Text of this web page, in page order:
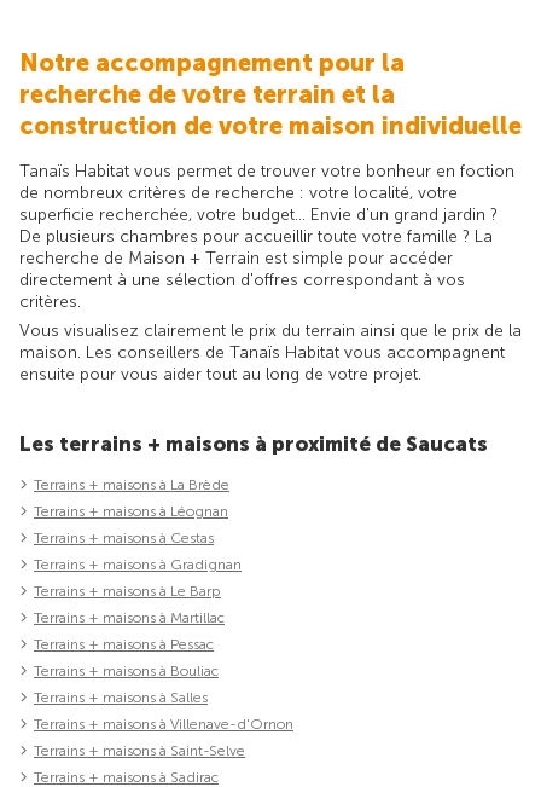
Notre accompagnement pour la
recherche de votre terrain et la
construction de votre maison individuelle
Tanaïs Habitat vous permet de trouver votre bonheur en foction
de nombreux critères de recherche : votre localité, votre
superficie recherchée, votre budget... Envie d'un grand jardin ?
De plusieurs chambres pour accueillir toute votre famille ? La
recherche de Maison + Terrain est simple pour accéder
directement à une sélection d'offres correspondant à vos
critères.
Vous visualisez clairement le prix du terrain ainsi que le prix de la
maison. Les conseillers de Tanaïs Habitat vous accompagnent
ensuite pour vous aider tout au long de votre projet.
Les terrains + maisons à proximité de Saucats
Terrains + maisons à La Brède
Terrains + maisons à Léognan
Terrains + maisons à Cestas
Terrains + maisons à Gradignan
Terrains + maisons à Le Barp
Terrains + maisons à Martillac
Terrains + maisons à Pessac
Terrains + maisons à Bouliac
Terrains + maisons à Salles
Terrains + maisons à Villenave-d'Ornon
Terrains + maisons à Saint-Selve
Terrains + maisons à Sadirac